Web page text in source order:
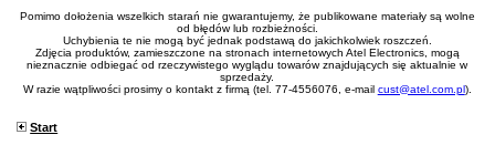
Pomimo dołożenia wszelkich starań nie gwarantujemy, że publikowane materiały są wolne
od błędów lub rozbieżności.
Uchybienia te nie mogą być jednak podstawą do jakichkolwiek roszczeń.
Zdjęcia produktów, zamieszczone na stronach internetowych Atel Electronics, mogą
nieznacznie odbiegać od rzeczywistego wyglądu towarów znajdujących się aktualnie w
sprzedaży.
W razie wątpliwości prosimy o kontakt z firmą (tel. 77-4556076, e-mail cust@atel.com.pl).
Start